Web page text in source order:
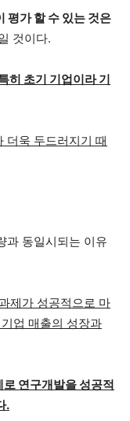
평가 할 수 있는 것은
것이다.
히 초기 기업이라 기
더욱 두드러지기 때
과 동일시되는 이유
제가 성공적으로 마
업 매출의 성장과
연구개발을 성공적
.